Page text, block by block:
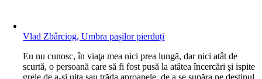
Vlad Zbârciog, Umbra pașilor pierduți
Eu nu cunosc, în viaţa mea nici prea lungă, dar nici atât de
scurtă, o persoană care să fi fost pusă la atâtea încercări şi ispite
grele de a-şi uita sau trăda aproapele, de a se supăra pe destinul